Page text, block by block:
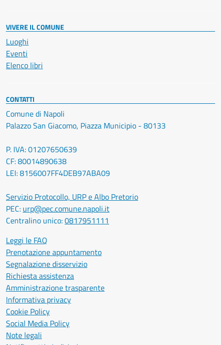
VIVERE IL COMUNE
Luoghi
Eventi
Elenco libri
CONTATTI
Comune di Napoli
Palazzo San Giacomo, Piazza Municipio - 80133
P. IVA: 01207650639
CF: 80014890638
LEI: 8156007FF4DEB97ABA09
Servizio Protocollo, URP e Albo Pretorio
PEC: urp@pec.comune.napoli.it
Centralino unico:0817951111
Leggi le FAQ
Prenotazione appuntamento
Segnalazione disservizio
Richiesta assistenza
Amministrazione trasparente
Informativa privacy
Cookie Policy
Social Media Policy
Note legali